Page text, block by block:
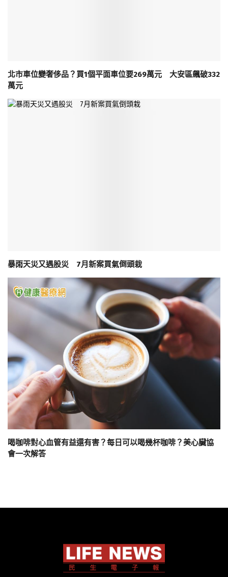
北市車位變奢侈品？買1個平面車位要269萬元 大安區飆破332
萬元
暴雨天災又遇股災 7月新案買氣倒頭栽
喝咖啡對心血管有益還有害？每日可以喝幾杯咖啡？美心臟協
會一次解答